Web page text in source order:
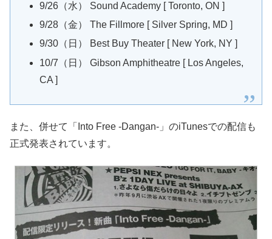
9/26（水） Sound Academy [ Toronto, ON ]
9/28（金） The Fillmore [ Silver Spring, MD ]
9/30（日） Best Buy Theater [ New York, NY ]
10/7（日） Gibson Amphitheatre [ Los Angeles,
CA ]
また、併せて「Into Free -Dangan-」のiTunesでの配信も
正式発表されています。